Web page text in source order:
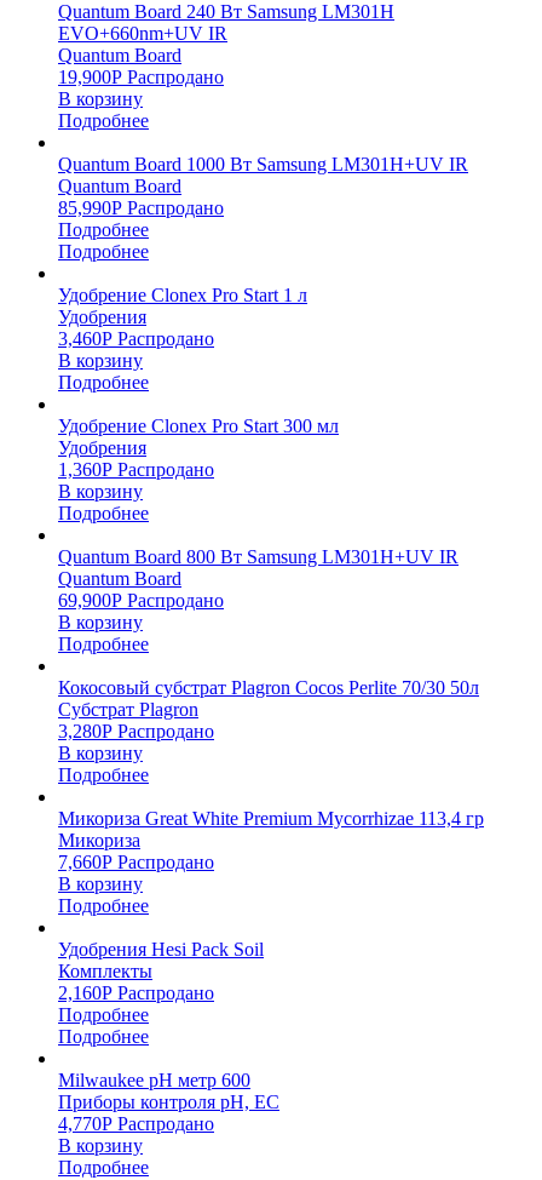
Quantum Board 240 Вт Samsung LM301H
EVO+660nm+UV IR
Quantum Board
19,900Р Распродано
В корзину
Подробнее
Quantum Board 1000 Вт Samsung LM301H+UV IR
Quantum Board
85,990Р Распродано
Подробнее
Подробнее
Удобрение Clonex Pro Start 1 л
Удобрения
3,460Р Распродано
В корзину
Подробнее
Удобрение Clonex Pro Start 300 мл
Удобрения
1,360Р Распродано
В корзину
Подробнее
Quantum Board 800 Вт Samsung LM301H+UV IR
Quantum Board
69,900Р Распродано
В корзину
Подробнее
Кокосовый субстрат Plagron Cocos Perlite 70/30 50л
Субстрат Plagron
3,280Р Распродано
В корзину
Подробнее
Микориза Great White Premium Mycorrhizae 113,4 гр
Микориза
7,660Р Распродано
В корзину
Подробнее
Удобрения Hesi Pack Soil
Комплекты
2,160Р Распродано
Подробнее
Подробнее
Milwaukee pH метр 600
Приборы контроля pH, EC
4,770Р Распродано
В корзину
Подробнее